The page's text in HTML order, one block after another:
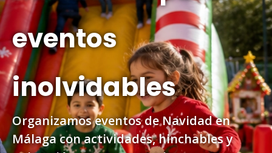
eventos
inolvidables
Organizamos eventos de Navidad en
Málaga con actividades, hinchables y